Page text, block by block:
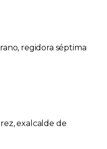
, regidora séptima
, exalcalde de